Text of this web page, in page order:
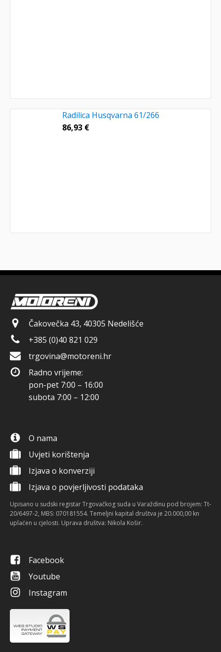
Radilica Husqvarna 61/266
86,93 €
Čakovečka 43, 40305 Nedelišće
+385 (0)40 821 029
trgovina@motoreni.hr
Radno vrijeme:
pon-pet 7:00 – 16:00
subota 7:00 – 12:00
O nama
Uvjeti korištenja
Izjava o konverziji
Izjava o povjerljivosti podataka
Upisano u sudski registar Trgovačkog suda u Varaždinu pod brojem: Tt-
20/6497-2, MBS: 070181554. Temeljni kapital društva je 20.000,00 kn
uplaćen u cjelosti. Uprava društva: Nikola Košir.
Facebook
Youtube
Instagram